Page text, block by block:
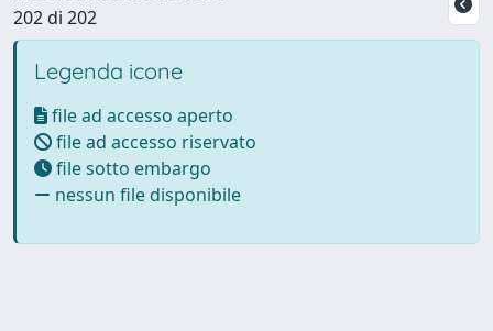
202 di 202
Legenda icone
file ad accesso aperto
file ad accesso riservato
file sotto embargo
nessun file disponibile